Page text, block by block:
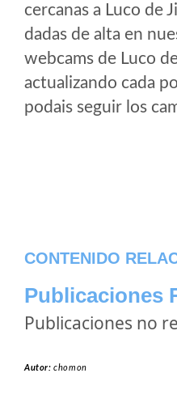
cercanas a Luco de
dadas de alta en
webcams de Luco
actualizando cada
podais seguir los
CONTENIDO
Publicaciones
Publicaciones no
Autor:chomon